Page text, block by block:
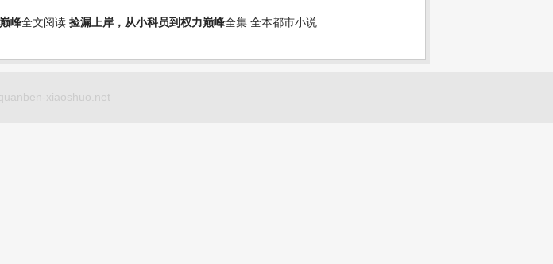
峰全文阅读 捡漏上岸，从小科员到权力巅峰全集 全本都市小说
xiaoshuo.net